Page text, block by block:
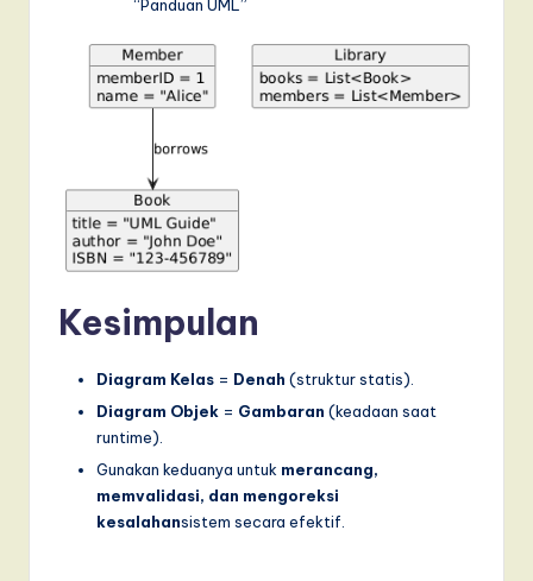
“Panduan UML”
Kesimpulan
Diagram Kelas = Denah (struktur statis).
Diagram Objek = Gambaran (keadaan saat
runtime).
Gunakan keduanya untuk merancang,
memvalidasi, dan mengoreksi
kesalahansistem secara efektif.